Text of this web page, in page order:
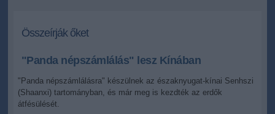
Összeírják őket
"Panda népszámlálás" lesz Kínában
"Panda népszámlálásra" készülnek az északnyugat-kínai Senhszi
(Shaanxi) tartományban, és már meg is kezdték az erdők
átfésülését.